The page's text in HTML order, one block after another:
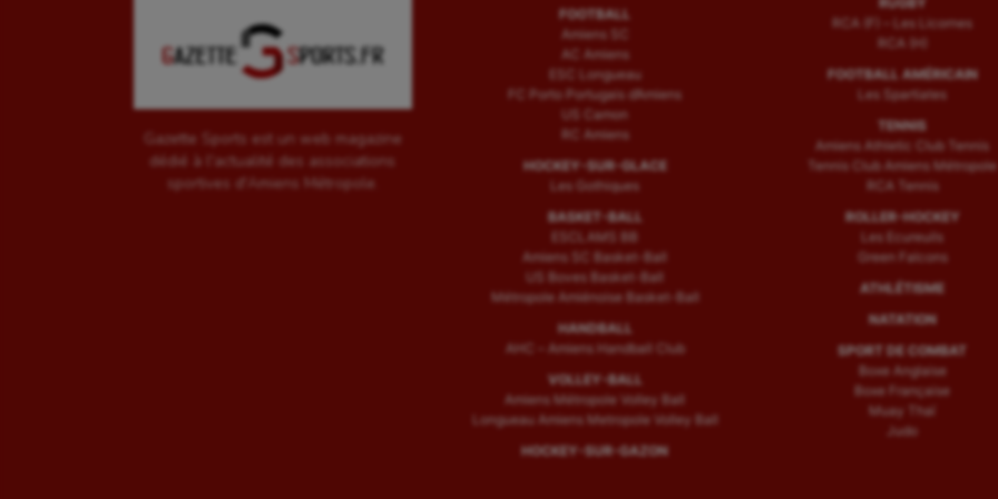
Gazette Sports est un web magazine
dédié à l'actualité des associations
sportives d'Amiens Métropole.
FOOTBALL
Amiens SC
AC Amiens
ESC Longueau
FC Porto Portugais d’Amiens
US Camon
RC Amiens
HOCKEY-SUR-GLACE
Les Gothiques
BASKET-BALL
ESCLAMS BB
Amiens SC Basket-Ball
US Boves Basket-Ball
Métropole Amiénoise Basket-Ball
HANDBALL
AHC – Amiens Handball Club
VOLLEY-BALL
Amiens Métropole Volley Ball
Longueau Amiens Metropole Volley Ball
HOCKEY-SUR-GAZON
RCA (F) – Les Licornes
RCA (H)
FOOTBALL AMÉRICAIN
Les Spartiates
TENNIS
Amiens Athletic Club Tennis
Tennis Club Amiens Métropole
RCA Tennis
ROLLER-HOCKEY
Les Ecureuils
Green Falcons
ATHLÉTISME
NATATION
SPORT DE COMBAT
Boxe Anglaise
Boxe Française
Muay Thaï
Judo